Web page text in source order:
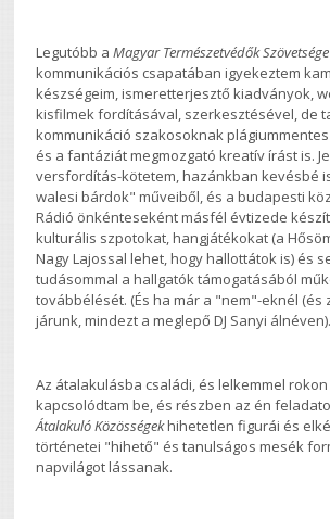
Legutóbb aMagyar Természetvédők Szövetsége
kommunikációs csapatában igyekeztem
készségeim, ismeretterjesztő kiadványok,
kisfilmek fordításával, szerkesztésével, de
kommunikáció szakosoknak
és a fantáziát megmozgató kreatív írást is.
versfordítás-kötetem, hazánkban kevésbé
walesi bárdok" műveiből, és a budapesti
Rádió önkénteseként másfél évtizede
kulturális szpotokat, hangjátékokat (a
Nagy Lajossal lehet, hogy hallottátok is) és
tudásommal a hallgatók támogatásából
továbbélését. (És ha már a "nem"-eknél (és
járunk, mindezt a meglepő DJ Sanyi álnéven).
Az átalakulásba családi, és lelkemmel
kapcsolódtam be, és részben az én
Átalakuló Közösségekhihetetlen figurái és
történetei "hihető" és tanulságos mesék
napvilágot lássanak.